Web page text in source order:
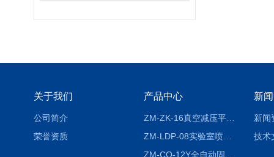
关于我们
公司简介
荣誉资质
产品中心
ZM-ZK-16真空减压平行浓缩仪
ZM-LDP-08实验室喷雾冷冻干燥机
新
新闻
技术